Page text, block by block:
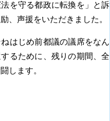
法を守る都政に転換を」と訴
、声援をいただきました。
はじめ前都議の議席をなん
るために、残りの期間、全
します。